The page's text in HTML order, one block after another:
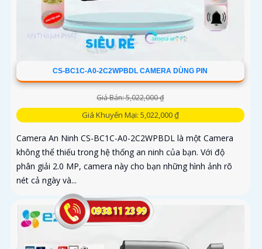
CS-BC1C-A0-2C2WPBDL CAMERA DÙNG PIN
Giá Bán: 5,022,000 ₫
Giá Khuyến Mại: 5,022,000 ₫
Camera An Ninh CS-BC1C-A0-2C2WPBDL là một Camera
không thể thiếu trong hệ thống an ninh của bạn. Với độ
phân giải 2.0 MP, camera này cho bạn những hình ảnh rõ
nét cả ngày và...